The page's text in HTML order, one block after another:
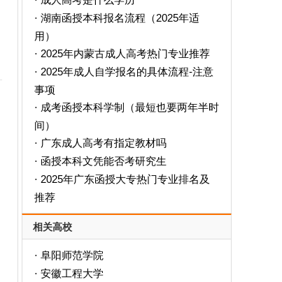
· ‌湖南函授本科报名流程（2025年适
用）‌
· 2025年内蒙古成人高考热门专业推荐
· 2025年成人自学报名的具体流程-注意
事项
· 成考函授本科学制（最短也要两年半时
间）
· 广东成人高考有指定教材吗
· 函授本科文凭能否考研究生
· 2025年广东函授大专热门专业排名及
推荐
相关高校
· 阜阳师范学院
· 安徽工程大学